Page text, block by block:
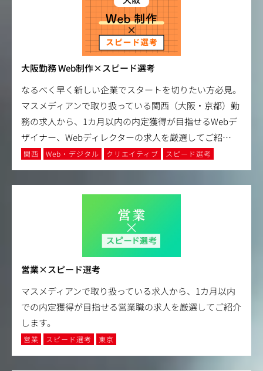
大阪勤務 Web制作×スピード選考
なるべく早く新しい企業でスタートを切りたい方必見。
マスメディアンで取り扱っている関西（大阪・京都）勤
務の求人から、1カ月以内の内定獲得が目指せるWebデ
ザイナー、Webディレクターの求人を厳選してご紹…
関西 Web・デジタル クリエイティブ スピード選考
営業×スピード選考
マスメディアンで取り扱っている求人から、1カ月以内
での内定獲得が目指せる営業職の求人を厳選してご紹介
します。
営業 スピード選考 東京